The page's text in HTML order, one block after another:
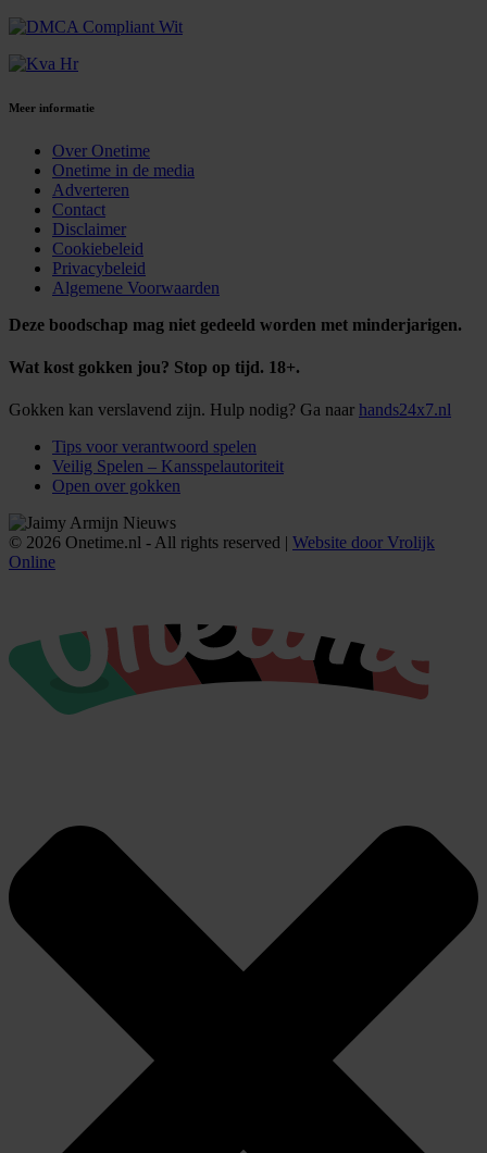
Meer informatie
Over Onetime
Onetime in de media
Adverteren
Contact
Disclaimer
Cookiebeleid
Privacybeleid
Algemene Voorwaarden
Deze boodschap mag niet gedeeld worden met minderjarigen.
Wat kost gokken jou? Stop op tijd. 18+.
Gokken kan verslavend zijn. Hulp nodig? Ga naar hands24x7.nl
Tips voor verantwoord spelen
Veilig Spelen – Kansspelautoriteit
Open over gokken
© 2026 Onetime.nl - All rights reserved | Website door Vrolijk
Online